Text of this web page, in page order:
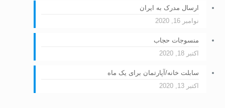
ارسال مدرک به ایران
نوامبر 16, 2020
منسوجات حجاب
اکتبر 18, 2020
سابلت خانه/آپارتمان برای یک ماه
اکتبر 13, 2020